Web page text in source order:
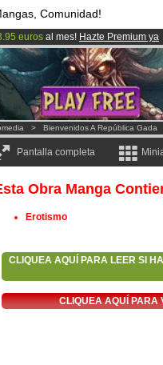
Comunidad!
euros al mes! Hazte Premium ya
y 1000Cómics y Mangas!.
lanzado!.
> Bienvenidos A República Gada
Pantalla completa
Obra Manga
Erotismo
CLIQUEA AQUÍ PARA LEER SI
CLIQUEA AQUÍ PARA